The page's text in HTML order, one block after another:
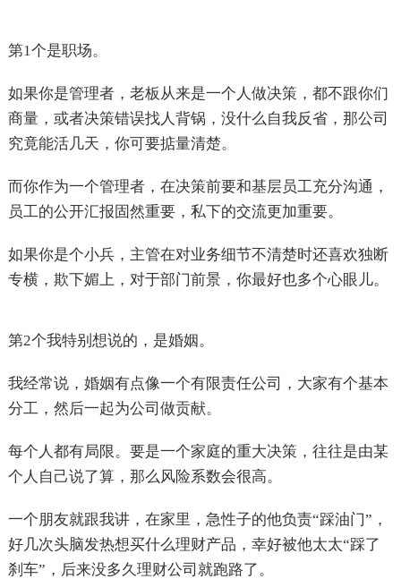
第1个是职场。
如果你是管理者，老板从来是一个人做决策，都不跟你们
商量，或者决策错误找人背锅，没什么自我反省，那公司
究竟能活几天，你可要掂量清楚。
而你作为一个管理者，在决策前要和基层员工充分沟通，
员工的公开汇报固然重要，私下的交流更加重要。
如果你是个小兵，主管在对业务细节不清楚时还喜欢独断
专横，欺下媚上，对于部门前景，你最好也多个心眼儿。
第2个我特别想说的，是婚姻。
我经常说，婚姻有点像一个有限责任公司，大家有个基本
分工，然后一起为公司做贡献。
每个人都有局限。要是一个家庭的重大决策，往往是由某
个人自己说了算，那么风险系数会很高。
一个朋友就跟我讲，在家里，急性子的他负责“踩油门”，
好几次头脑发热想买什么理财产品，幸好被他太太“踩了
刹车”，后来没多久理财公司就跑路了。